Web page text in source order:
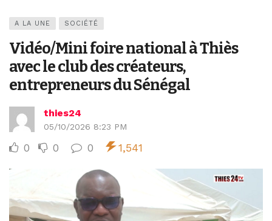
A LA UNE SOCIÉTÉ
Vidéo/Mini foire national à Thiès
avec le club des créateurs,
entrepreneurs du Sénégal
thies24
05/10/2026 8:23 PM
0 0 0 1,541